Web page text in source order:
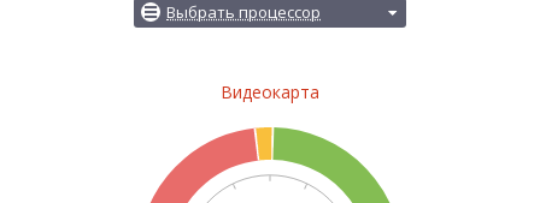
Выбрать процессор
Видеокарта